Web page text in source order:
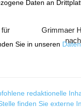
Daten an
Sie in unseren
für
Grimmaer
redaktionelle
finden Sie externe